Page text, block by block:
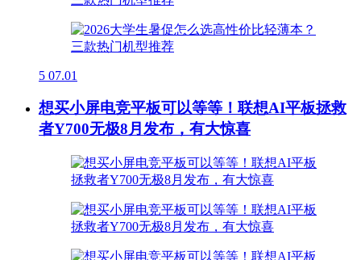
5 07.01
想买小屏电竞平板可以等等！联想AI平板拯救
者Y700无极8月发布，有大惊喜